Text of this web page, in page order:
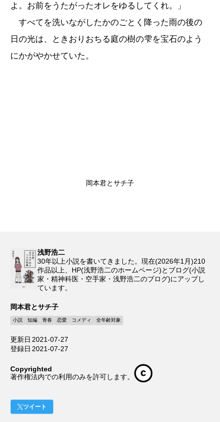
よ。お前をうたがったオレをゆるしてくれ。」
すべてを洗いながしたかのごとく降った雨の後の
日の光は、ときおりおちる庭の樹の雫を宝石のよう
にかがやかせていた。
岡本君とサチ子
浅野浩二
30年以上小説を書いてきました。現在(2026年1月)210
作品以上、HP(浅野浩二のホームページ)とブログ(小説
家・精神科医・空手家・浅野浩二のブログ)にアップし
ています。
岡本君とサチ子
小説 短編 青春 恋愛 コメディ 全年齢対象
更新日 2021-07-27
登録日 2021-07-27
Copyrighted
著作権法内での利用のみを許可します。
ツイート